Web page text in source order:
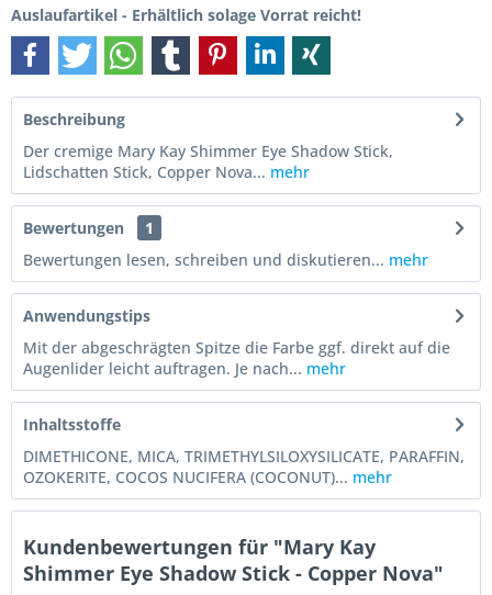
Auslaufartikel - Erhältlich solage Vorrat reicht!
Beschreibung
Der cremige Mary Kay Shimmer Eye Shadow Stick,
Lidschatten Stick, Copper Nova... mehr
Bewertungen
1
Bewertungen lesen, schreiben und diskutieren... mehr
Anwendungstips
Mit der abgeschrägten Spitze die Farbe ggf. direkt auf die
Augenlider leicht auftragen. Je nach... mehr
Inhaltsstoffe
DIMETHICONE, MICA, TRIMETHYLSILOXYSILICATE, PARAFFIN,
OZOKERITE, COCOS NUCIFERA (COCONUT)... mehr
Kundenbewertungen für "Mary Kay
Shimmer Eye Shadow Stick - Copper Nova"